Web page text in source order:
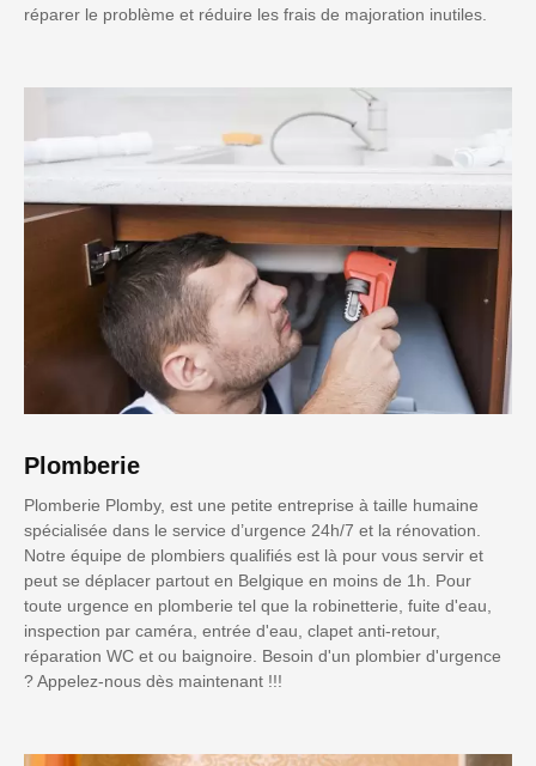
réparer le problème et réduire les frais de majoration inutiles.
Plomberie
Plomberie Plomby, est une petite entreprise à taille humaine
spécialisée dans le service d’urgence 24h/7 et la rénovation.
Notre équipe de plombiers qualifiés est là pour vous servir et
peut se déplacer partout en Belgique en moins de 1h. Pour
toute urgence en plomberie tel que la robinetterie, fuite d'eau,
inspection par caméra, entrée d'eau, clapet anti-retour,
réparation WC et ou baignoire. Besoin d'un plombier d'urgence
? Appelez-nous dès maintenant !!!